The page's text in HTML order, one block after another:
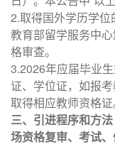
2.取得国外学历学
教育部留学服务中
格审查。
3.2026年应届毕业
证、学位证，如报
取得相应教师资格证
三、引进程序和方
场资格复审、考试